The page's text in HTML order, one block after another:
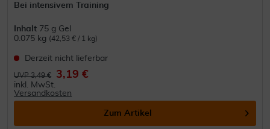
Bei intensivem Training
Inhalt 75 g Gel
0.075 kg (42,53 € / 1 kg)
Derzeit nicht lieferbar
UVP 3,49 € 3,19 €
inkl. MwSt.
Versandkosten
Zum Artikel